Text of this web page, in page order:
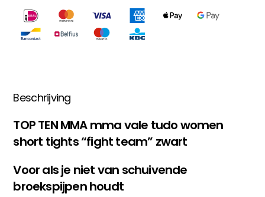
Beschrijving
TOP TEN MMA mma vale tudo women
short tights “fight team” zwart
Voor als je niet van schuivende
broekspijpen houdt